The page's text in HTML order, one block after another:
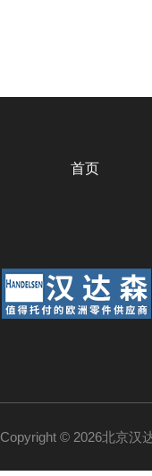
首页
Copyright © 2026北京